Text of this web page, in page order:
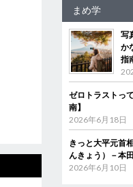
まめ学
写
か
指
ゼロトラストっ
南】
2026年6月18日
きっと大平元首
んきょう）－本
2026年6月10日